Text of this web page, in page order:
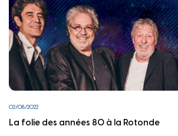
02/08/2022
La folie des années 80 à la Rotonde